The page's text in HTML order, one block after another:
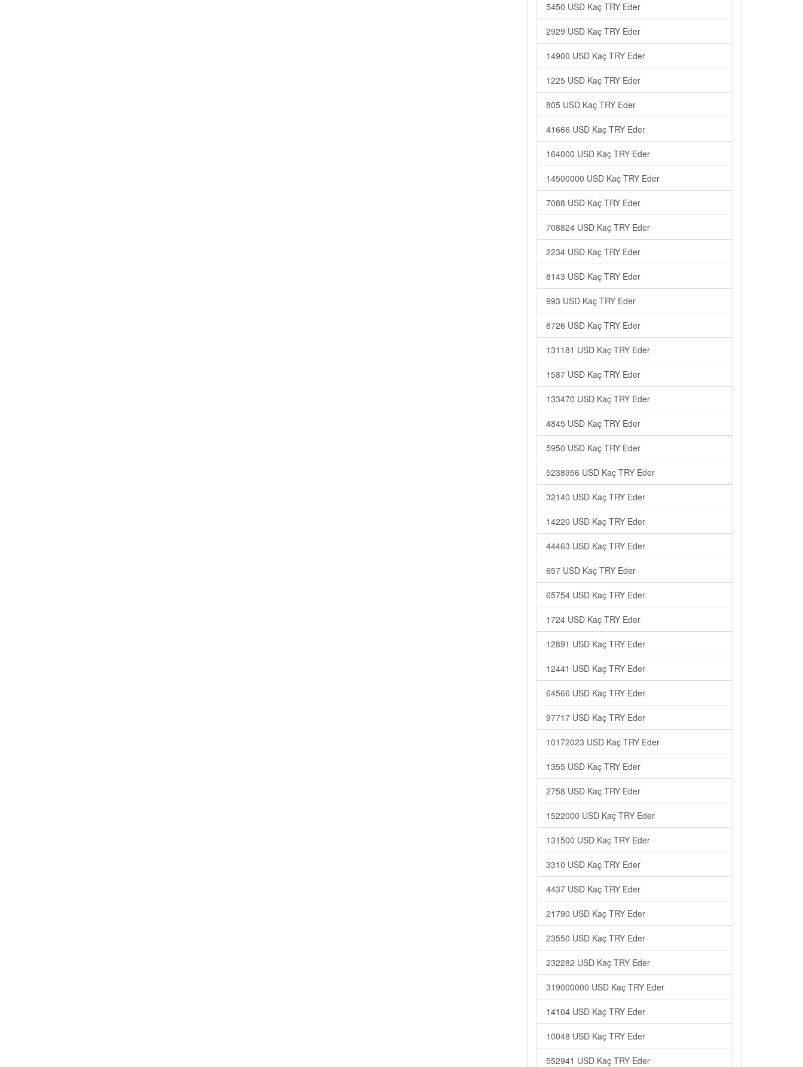
5450 USD Kaç TRY Eder
2929 USD Kaç TRY Eder
14900 USD Kaç TRY Eder
1225 USD Kaç TRY Eder
805 USD Kaç TRY Eder
41666 USD Kaç TRY Eder
164000 USD Kaç TRY Eder
14500000 USD Kaç TRY Eder
7088 USD Kaç TRY Eder
708824 USD Kaç TRY Eder
2234 USD Kaç TRY Eder
8143 USD Kaç TRY Eder
993 USD Kaç TRY Eder
8726 USD Kaç TRY Eder
131181 USD Kaç TRY Eder
1587 USD Kaç TRY Eder
133470 USD Kaç TRY Eder
4845 USD Kaç TRY Eder
5950 USD Kaç TRY Eder
5238956 USD Kaç TRY Eder
32140 USD Kaç TRY Eder
14220 USD Kaç TRY Eder
44463 USD Kaç TRY Eder
657 USD Kaç TRY Eder
65754 USD Kaç TRY Eder
1724 USD Kaç TRY Eder
12891 USD Kaç TRY Eder
12441 USD Kaç TRY Eder
64566 USD Kaç TRY Eder
97717 USD Kaç TRY Eder
10172023 USD Kaç TRY Eder
1355 USD Kaç TRY Eder
2758 USD Kaç TRY Eder
1522000 USD Kaç TRY Eder
131500 USD Kaç TRY Eder
3310 USD Kaç TRY Eder
4437 USD Kaç TRY Eder
21790 USD Kaç TRY Eder
23550 USD Kaç TRY Eder
232282 USD Kaç TRY Eder
319000000 USD Kaç TRY Eder
14104 USD Kaç TRY Eder
10048 USD Kaç TRY Eder
552941 USD Kaç TRY Eder